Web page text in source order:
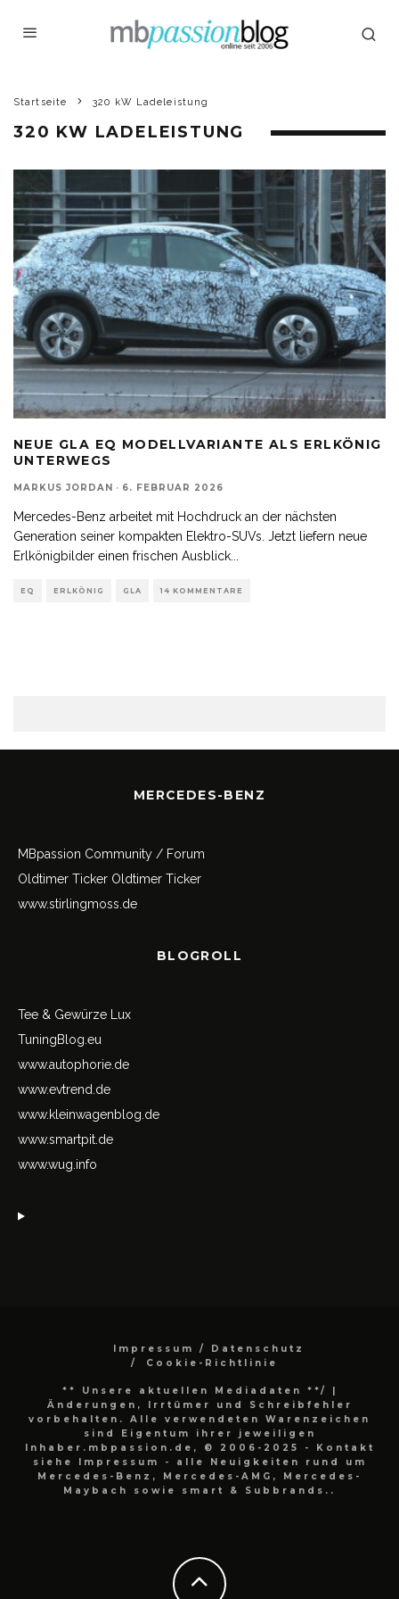
Startseite 320 kW Ladeleistung
320 KW LADELEISTUNG
NEUE GLA EQ MODELLVARIANTE ALS ERLKÖNIG
UNTERWEGS
MARKUS JORDAN · 6. FEBRUAR 2026
Mercedes-Benz arbeitet mit Hochdruck an der nächsten
Generation seiner kompakten Elektro-SUVs. Jetzt liefern neue
Erlkönigbilder einen frischen Ausblick
EQ ERLKÖNIG GLA 14 KOMMENTARE
MERCEDES-BENZ
MBpassion Community / Forum
Oldtimer Ticker Oldtimer Ticker
www.stirlingmoss.de
BLOGROLL
Tee & Gewürze Lux
TuningBlog.eu
www.autophorie.de
www.evtrend.de
www.kleinwagenblog.de
www.smartpit.de
www.wug.info
Impressum / Datenschutz
Cookie-Richtlinie
** Unsere aktuellen Mediadaten **/
|
Änderungen, Irrtümer und Schreibfehler
vorbehalten. Alle verwendeten Warenzeichen
sind Eigentum ihrer jeweiligen
Inhaber.mbpassion.de, © 2006-2025 - Kontakt
siehe Impressum - alle Neuigkeiten rund um
Mercedes-Benz, Mercedes-AMG, Mercedes-
Maybach sowie smart & Subbrands..